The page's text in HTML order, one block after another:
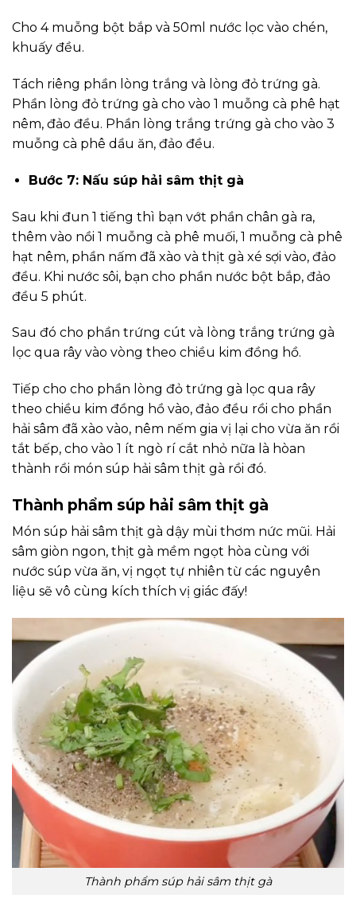
Cho 4 muỗng bột bắp và 50ml nước lọc vào chén,
khuấy đều.
Tách riêng phần lòng trắng và lòng đỏ trứng gà.
Phần lòng đỏ trứng gà cho vào 1 muỗng cà phê hạt
nêm, đảo đều. Phần lòng trắng trứng gà cho vào 3
muỗng cà phê dầu ăn, đảo đều.
Bước 7: Nấu súp hải sâm thịt gà
Sau khi đun 1 tiếng thì bạn vớt phần chân gà ra,
thêm vào nồi 1 muỗng cà phê muối, 1 muỗng cà phê
hạt nêm, phần nấm đã xào và thịt gà xé sợi vào, đảo
đều. Khi nước sôi, bạn cho phần nước bột bắp, đảo
đều 5 phút.
Sau đó cho phần trứng cút và lòng trắng trứng gà
lọc qua rây vào vòng theo chiều kim đồng hồ.
Tiếp cho cho phần lòng đỏ trứng gà lọc qua rây
theo chiều kim đồng hồ vào, đảo đều rồi cho phần
hải sâm đã xào vào, nêm nếm gia vị lại cho vừa ăn rồi
tắt bếp, cho vào 1 ít ngò rí cắt nhỏ nữa là hòan
thành rồi món súp hải sâm thịt gà rồi đó.
Thành phẩm súp hải sâm thịt gà
Món súp hải sâm thịt gà dậy mùi thơm nức mũi. Hải
sâm giòn ngon, thịt gà mềm ngọt hòa cùng với
nước súp vừa ăn, vị ngọt tự nhiên từ các nguyên
liệu sẽ vô cùng kích thích vị giác đấy!
Thành phẩm súp hải sâm thịt gà